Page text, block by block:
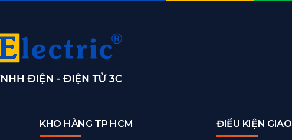
KHO HÀNG TP HCM ĐIỀU KIỆN